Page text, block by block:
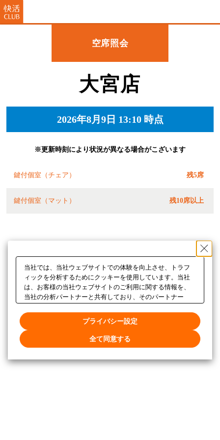
空席照会
大宮店
2026年8月9日 13:10 時点
※更新時刻により状況が異なる場合がこざいます
鍵付個室（チェア） 残5席
鍵付個室（マット） 残10席以上
当社では、当社ウェブサイトでの体験を向上させ、トラフ
ィックを分析するためにクッキーを使用しています。当社
は、お客様の当社ウェブサイトのご利用に関する情報を、
当社の分析パートナーと共有しており、そのパートナー
から収集した他の情報と組み合わせることがあります。当
社ウェブサイトのクッキー設定をカスタマイズするには、
「プライバシー設定」をクリックしてください。
プライバシー設定
全て同意する